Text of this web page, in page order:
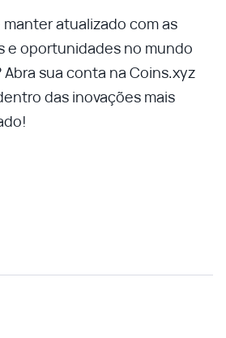
atualizado com as
e oportunidades no mundo
sua conta na Coins.xyz
das inovações mais